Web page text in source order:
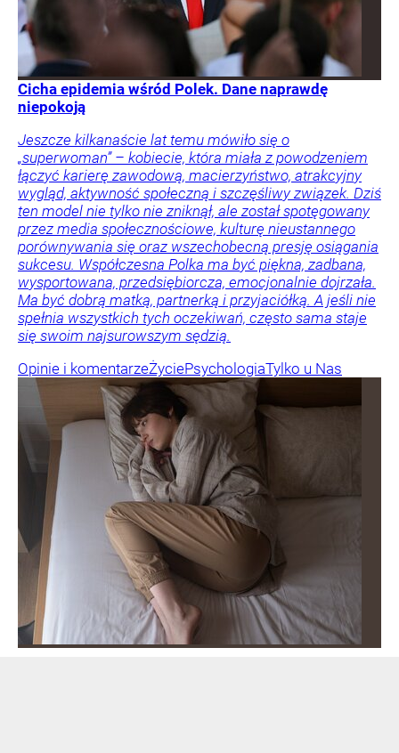
Cicha epidemia wśród Polek. Dane naprawdę
niepokoją
Jeszcze kilkanaście lat temu mówiło się o
„superwoman” – kobiecie, która miała z powodzeniem
łączyć karierę zawodową, macierzyństwo, atrakcyjny
wygląd, aktywność społeczną i szczęśliwy związek. Dziś
ten model nie tylko nie zniknął, ale został spotęgowany
przez media społecznościowe, kulturę nieustannego
porównywania się oraz wszechobecną presję osiągania
sukcesu. Współczesna Polka ma być piękna, zadbana,
wysportowana, przedsiębiorcza, emocjonalnie dojrzała.
Ma być dobrą matką, partnerką i przyjaciółką. A jeśli nie
spełnia wszystkich tych oczekiwań, często sama staje
się swoim najsurowszym sędzią.
Opinie i komentarzeŻyciePsychologiaTylko u Nas